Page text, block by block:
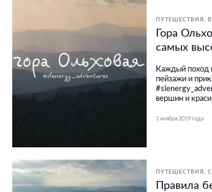
ПУТЕШЕСТВИЯ
Гора
самых
Каждый поход
пейзажи и
вершин и
1 ноября 2019 года
ПУТЕШЕСТВИЯ
Правила